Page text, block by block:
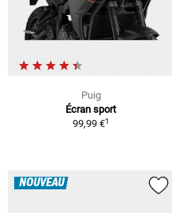
Puig
Écran sport
99,99 €1
NOUVEAU